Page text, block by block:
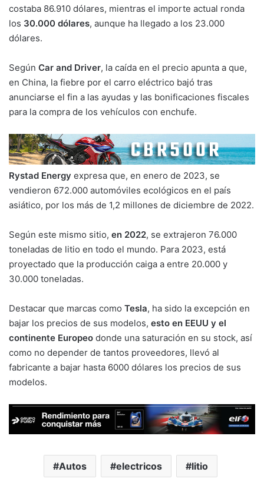
costaba 86.910 dólares, mientras el importe actual ronda
los 30.000 dólares, aunque ha llegado a los 23.000
dólares.
Según Car and Driver, la caída en el precio apunta a que,
en China, la fiebre por el carro eléctrico bajó tras
anunciarse el fin a las ayudas y las bonificaciones fiscales
para la compra de los vehículos con enchufe.
Rystad Energy expresa que, en enero de 2023, se
vendieron 672.000 automóviles ecológicos en el país
asiático, por los más de 1,2 millones de diciembre de 2022.
Según este mismo sitio, en 2022, se extrajeron 76.000
toneladas de litio en todo el mundo. Para 2023, está
proyectado que la producción caiga a entre 20.000 y
30.000 toneladas.
Destacar que marcas como Tesla, ha sido la excepción en
bajar los precios de sus modelos, esto en EEUU y el
continente Europeo donde una saturación en su stock, así
como no depender de tantos proveedores, llevó al
fabricante a bajar hasta 6000 dólares los precios de sus
modelos.
Autos electricos litio